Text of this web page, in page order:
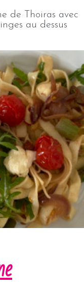
de Thoiras avec
au dessus